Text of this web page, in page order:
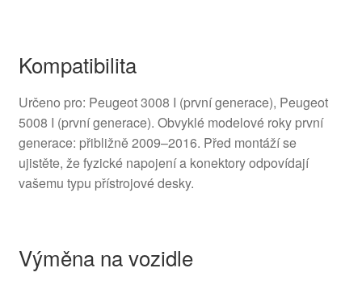
Kompatibilita
Určeno pro: Peugeot 3008 I (první generace), Peugeot
5008 I (první generace). Obvyklé modelové roky první
generace: přibližně 2009–2016. Před montáží se
ujistěte, že fyzické napojení a konektory odpovídají
vašemu typu přístrojové desky.
Výměna na vozidle